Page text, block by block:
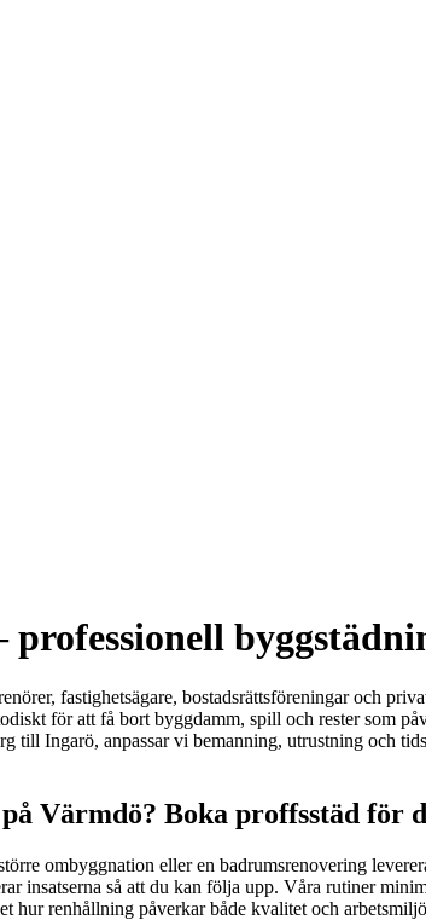
professionell
fastighetsägare, bostadsrättsföreningar och
för att få bort byggdamm, spill och rester som
till Ingarö, anpassar vi bemanning, utrustning och
Värmdö? Boka proffsstäd för
ombyggnation eller en badrumsrenovering
insatserna så att du kan följa upp. Våra rutiner
hur renhållning påverkar både kvalitet och